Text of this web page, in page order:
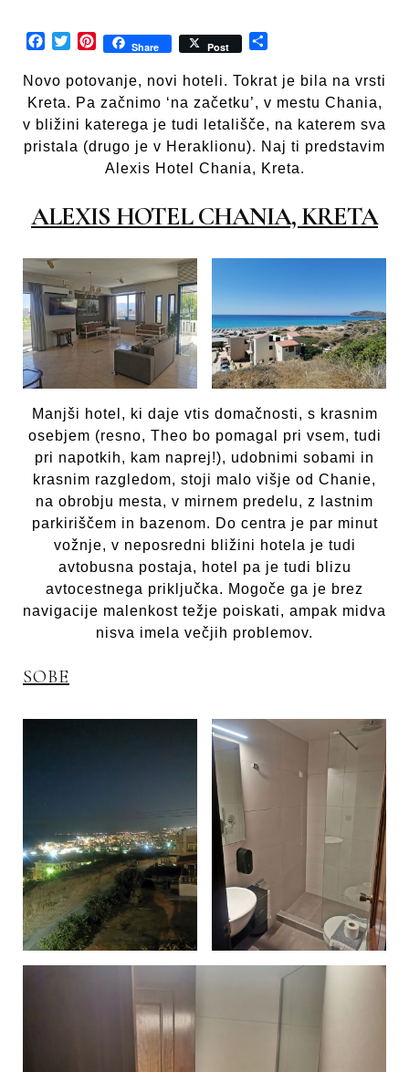
Facebook
TwitterPinterest
Share Post
Novo potovanje, novi hoteli. Tokrat je bila na vrsti
Kreta. Pa začnimo ‘na začetku’, v mestu Chania,
v bližini katerega je tudi letališče, na katerem sva
pristala (drugo je v Heraklionu). Naj ti predstavim
Alexis Hotel Chania, Kreta.
ALEXIS HOTEL CHANIA, KRETA
Manjši hotel, ki daje vtis domačnosti, s krasnim
osebjem (resno, Theo bo pomagal pri vsem, tudi
pri napotkih, kam naprej!), udobnimi sobami in
krasnim razgledom, stoji malo višje od Chanie,
na obrobju mesta, v mirnem predelu, z lastnim
parkiriščem in bazenom. Do centra je par minut
vožnje, v neposredni bližini hotela je tudi
avtobusna postaja, hotel pa je tudi blizu
avtocestnega priključka. Mogoče ga je brez
navigacije malenkost težje poiskati, ampak midva
nisva imela večjih problemov.
SOBE